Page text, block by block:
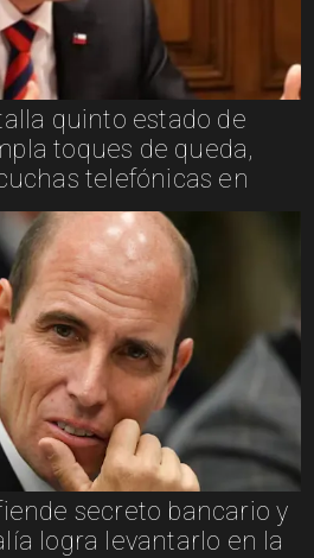
quinto estado de
toques de queda,
telefónicas en
secreto bancario y
logra levantarlo en la